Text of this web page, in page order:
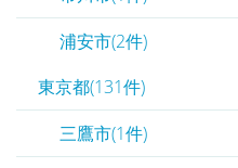
浦安市(2件)
東京都(131件)
三鷹市(1件)